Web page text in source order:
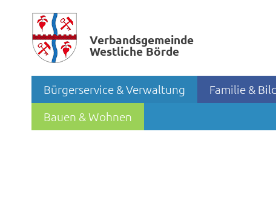
Verbands­gemeinde
Westliche Börde
Bürgerservice & Verwaltung Familie &
Bauen & Wohnen